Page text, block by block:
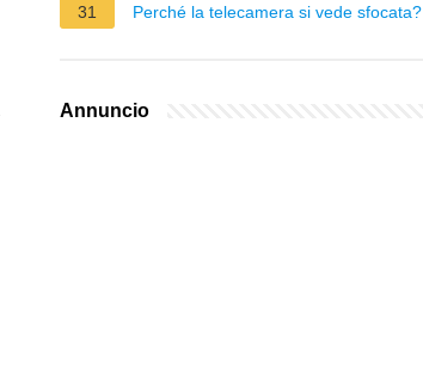
31 Perché la telecamera si vede sfocata?
Annuncio